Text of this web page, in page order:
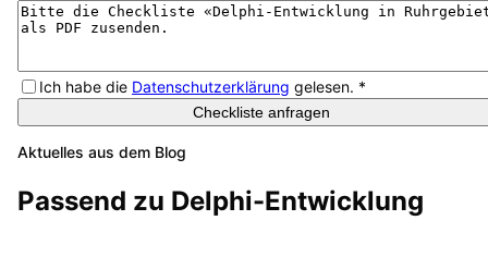
Ich habe die Datenschutzerklärung gelesen. *
Checkliste anfragen
Aktuelles aus dem Blog
Passend zu Delphi-Entwicklung